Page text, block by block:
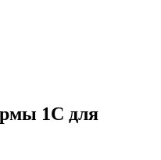
1C для